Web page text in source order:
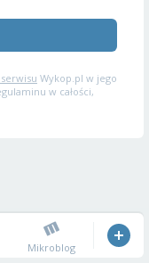
Wykop.pl w jego
w całości,
Mikroblog